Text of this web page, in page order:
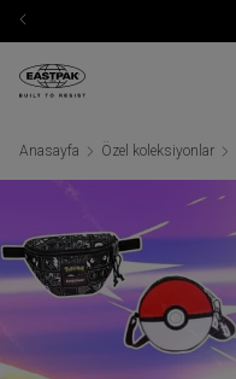
Anasayfa Özel koleksiyonlar